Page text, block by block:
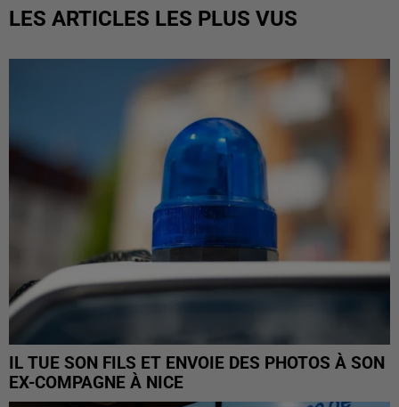
LES ARTICLES LES PLUS VUS
IL TUE SON FILS ET ENVOIE DES PHOTOS À SON
EX-COMPAGNE À NICE